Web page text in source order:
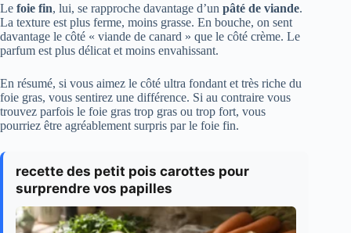
Le foie fin, lui, se rapproche davantage d’un pâté de viande.
La texture est plus ferme, moins grasse. En bouche, on sent
davantage le côté « viande de canard » que le côté crème. Le
parfum est plus délicat et moins envahissant.
En résumé, si vous aimez le côté ultra fondant et très riche du
foie gras, vous sentirez une différence. Si au contraire vous
trouvez parfois le foie gras trop gras ou trop fort, vous
pourriez être agréablement surpris par le foie fin.
recette des petit pois carottes pour
surprendre vos papilles